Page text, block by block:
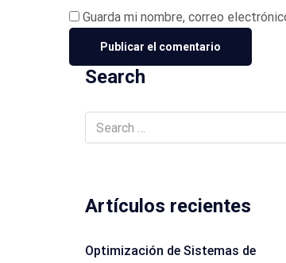
Guarda mi nombre, correo
Search
Artículos recientes
Optimización de Sistemas de